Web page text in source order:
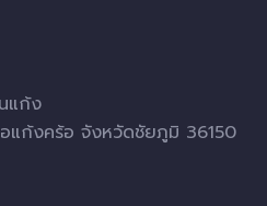
แก้ง
แก้งคร้อ จังหวัดชัยภูมิ 36150